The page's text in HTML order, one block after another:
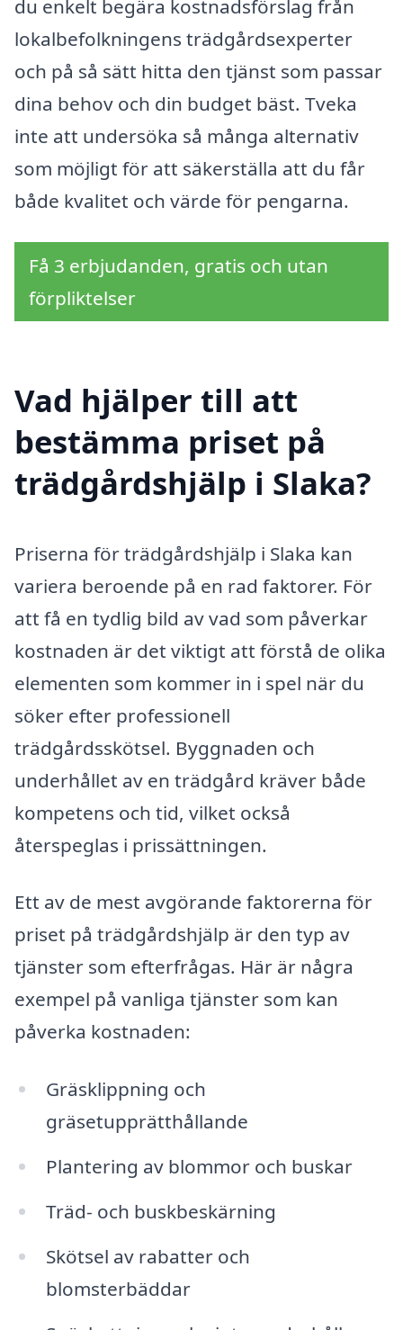
du enkelt begära kostnadsförslag från
lokalbefolkningens trädgårdsexperter
och på så sätt hitta den tjänst som passar
dina behov och din budget bäst. Tveka
inte att undersöka så många alternativ
som möjligt för att säkerställa att du får
både kvalitet och värde för pengarna.
Få 3 erbjudanden, gratis och utan
förpliktelser
Vad hjälper till att
bestämma priset på
trädgårdshjälp i Slaka?
Priserna för trädgårdshjälp i Slaka kan
variera beroende på en rad faktorer. För
att få en tydlig bild av vad som påverkar
kostnaden är det viktigt att förstå de olika
elementen som kommer in i spel när du
söker efter professionell
trädgårdsskötsel. Byggnaden och
underhållet av en trädgård kräver både
kompetens och tid, vilket också
återspeglas i prissättningen.
Ett av de mest avgörande faktorerna för
priset på trädgårdshjälp är den typ av
tjänster som efterfrågas. Här är några
exempel på vanliga tjänster som kan
påverka kostnaden:
Gräsklippning och
gräsetupprätthållande
Plantering av blommor och buskar
Träd- och buskbeskärning
Skötsel av rabatter och
blomsterbäddar